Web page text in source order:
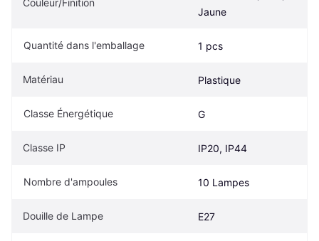
Jaune
Quantité dans l'emballage 1 pcs
Matériau Plastique
Classe Énergétique G
Classe IP IP20, IP44
Nombre d'ampoules 10 Lampes
Douille de Lampe E27